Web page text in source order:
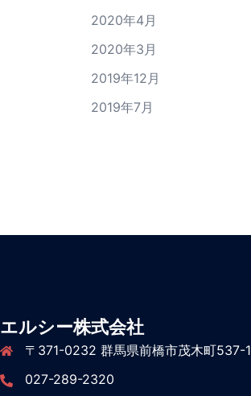
2020年4月
2020年3月
2019年12月
2019年7月
エルシー株式会社
〒371-0232 群馬県前橋市茂木町537-1
027-289-2320